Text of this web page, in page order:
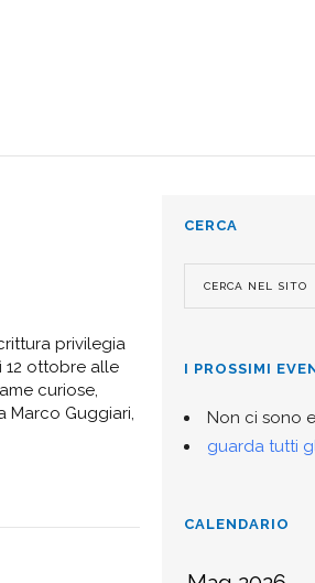
privilegia
12 ottobre alle
curiose,
Marco Guggiari,
CERCA
I PROSSIMI
Non ci sono
guarda tutti
CALENDARIO